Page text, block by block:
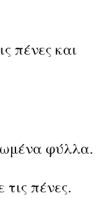
πένες και
φύλλα.
πένες.